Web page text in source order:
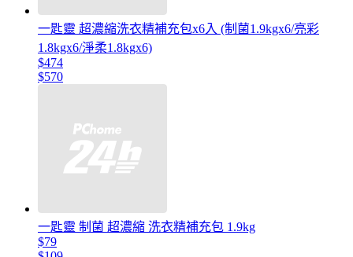
一匙靈 超濃縮洗衣精補充包x6入 (制菌1.9kgx6/亮彩
1.8kgx6/淨柔1.8kgx6)
$474
$570
一匙靈 制菌 超濃縮 洗衣精補充包 1.9kg
$79